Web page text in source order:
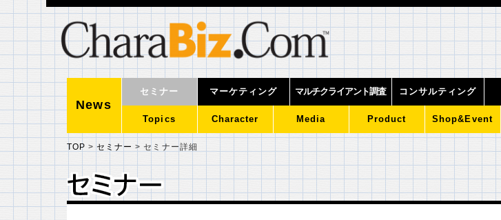
News
セミナー マーケティング マルチクライアント調査 コンサルティング
Topics Character Media Product Shop&Event
TOP > セミナー >セミナー詳細
セミナー
セミナー